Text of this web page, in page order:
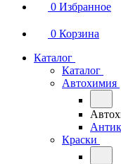
0 Избранное
0 Корзина
Каталог
Каталог
Автохимия
Краски